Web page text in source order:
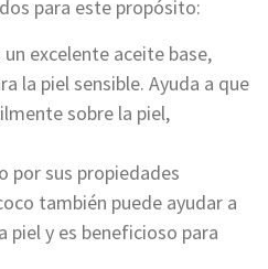
para este propósito:
un excelente aceite base,
la piel sensible. Ayuda a que
sobre la piel,
por sus propiedades
también puede ayudar a
y es beneficioso para